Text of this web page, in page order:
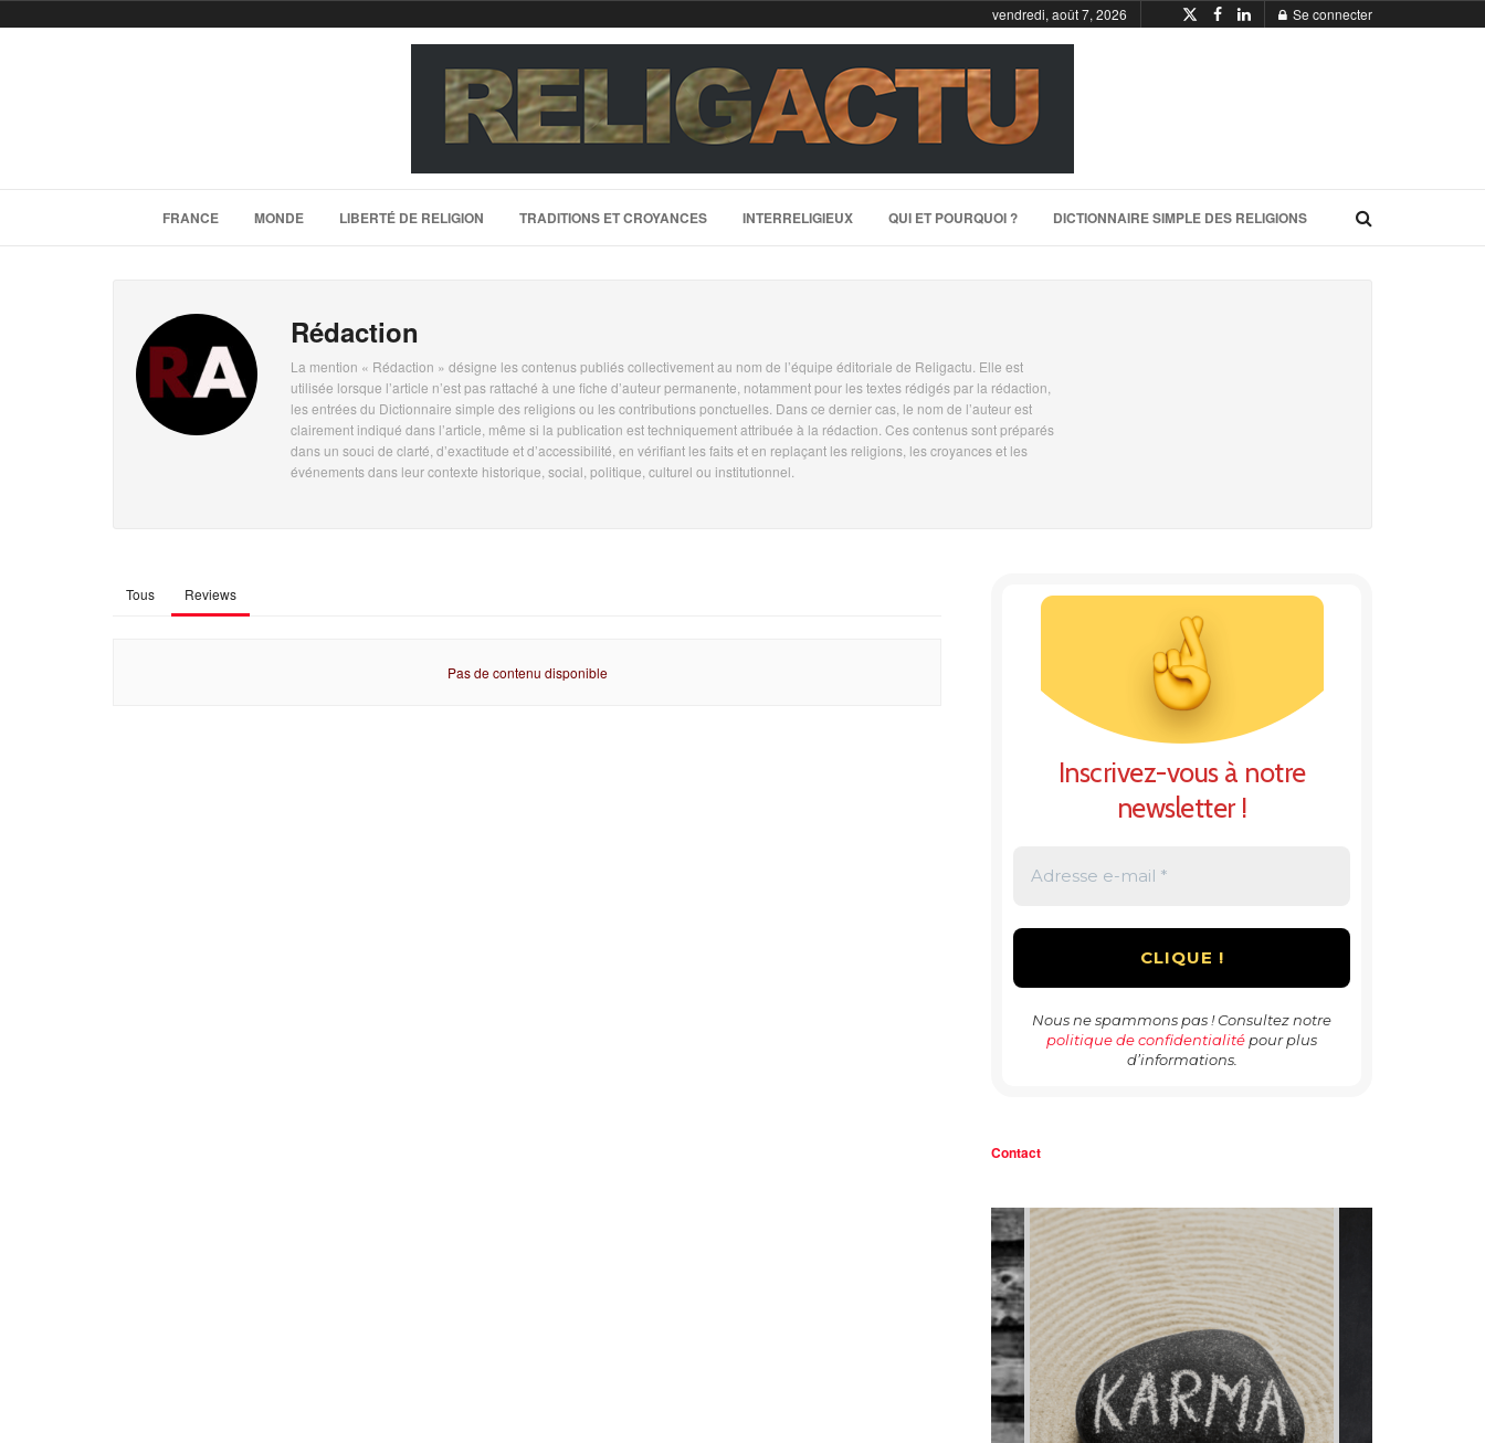
vendredi, août 7, 2026 Se connecter
FRANCE MONDE LIBERTÉ DE RELIGION TRADITIONS ET CROYANCES INTERRELIGIEUX QUI ET POURQUOI ? DICTIONNAIRE SIMPLE DES RELIGIONS
Rédaction
La mention « Rédaction » désigne les contenus publiés collectivement au nom de l’équipe éditoriale de Religactu. Elle est
utilisée lorsque l’article n’est pas rattaché à une fiche d’auteur permanente, notamment pour les textes rédigés par la rédaction,
les entrées du Dictionnaire simple des religions ou les contributions ponctuelles. Dans ce dernier cas, le nom de l’auteur est
clairement indiqué dans l’article, même si la publication est techniquement attribuée à la rédaction. Ces contenus sont préparés
dans un souci de clarté, d’exactitude et d’accessibilité, en vérifiant les faits et en replaçant les religions, les croyances et les
événements dans leur contexte historique, social, politique, culturel ou institutionnel.
Tous Reviews
Pas de contenu disponible
Inscrivez-vous à notre
newsletter !
Nous ne spammons pas ! Consultez notre
politique de confidentialité pour plus
d’informations.
Contact